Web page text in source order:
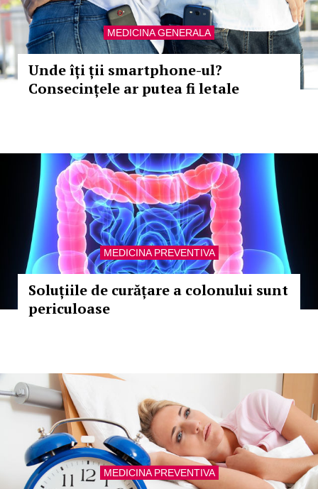
MEDICINA GENERALA
Unde îți ții smartphone-ul?
Consecințele ar putea fi letale
MEDICINA PREVENTIVA
Soluțiile de curățare a colonului sunt
periculoase
MEDICINA PREVENTIVA